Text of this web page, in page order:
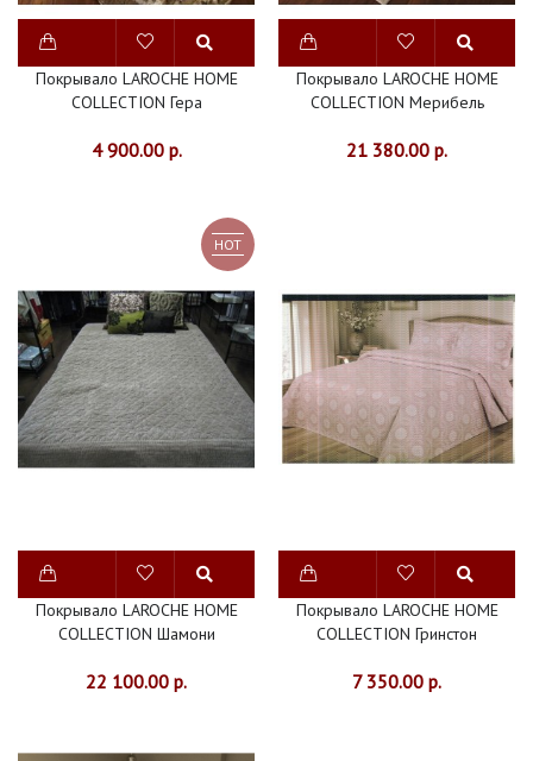
Покрывало LAROCHE HOME
COLLECTION Гера
4 900.00 р.
Покрывало LAROCHE HOME
COLLECTION Мерибель
21 380.00 р.
HOT
Покрывало LAROCHE HOME
COLLECTION Шамони
22 100.00 р.
Покрывало LAROCHE HOME
COLLECTION Гринстон
7 350.00 р.